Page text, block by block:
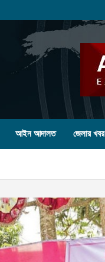
আইন আদালত জেলার খবর